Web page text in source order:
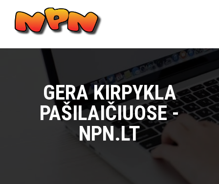
content
GERA KIRPYKLA
PAŠILAIČIUOSE -
NPN.LT